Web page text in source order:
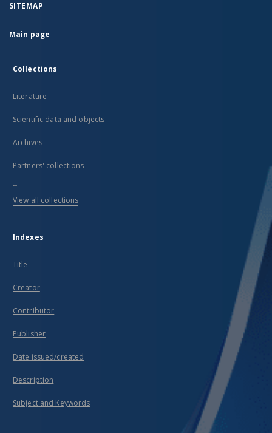
SITEMAP
Main page
Collections
Literature
Scientific data and objects
Archives
Partners' collections
...
View all collections
Indexes
Title
Creator
Contributor
Publisher
Date issued/created
Description
Subject and Keywords